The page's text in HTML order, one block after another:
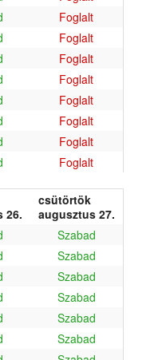
Foglalt
Foglalt
Foglalt
Foglalt
Foglalt
Foglalt
Foglalt
Foglalt
26.
csütörtök
augusztus 27.
Szabad
Szabad
Szabad
Szabad
Szabad
Szabad